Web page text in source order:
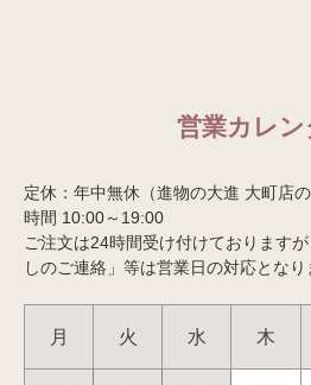
営業カレン
定休：年中無休（進物の大進 大町店
時間 10:00～19:00
ご注文は24時間受け付けております
しのご連絡」等は営業日の対応とな
月 火 水 木